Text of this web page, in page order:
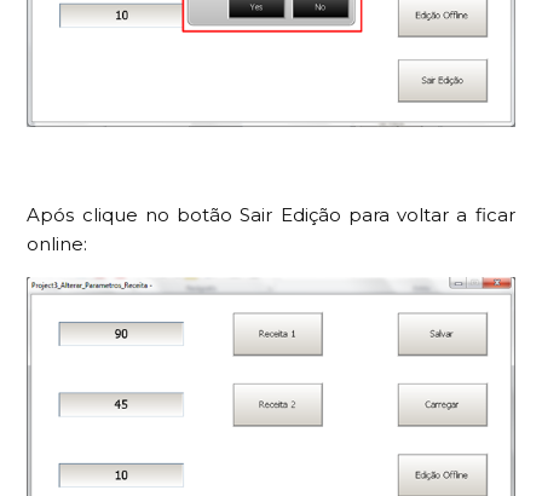
Após clique no botão Sair Edição para voltar a ficar
online: